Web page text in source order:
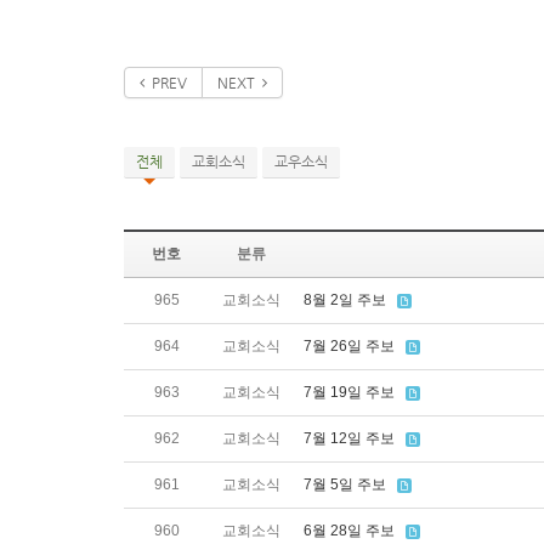
PREV NEXT
전체 교회소식 교우소식
번호 분류
965 교회소식 8월 2일 주보
964 교회소식 7월 26일 주보
963 교회소식 7월 19일 주보
962 교회소식 7월 12일 주보
961 교회소식 7월 5일 주보
960 교회소식 6월 28일 주보